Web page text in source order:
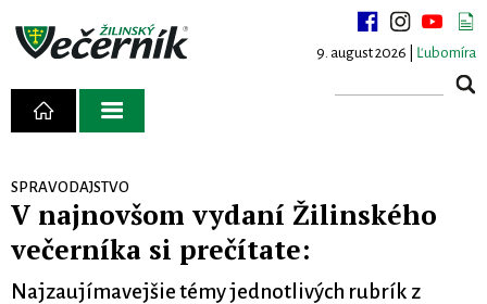
9. august 2026 | Ľubomíra
SPRAVODAJSTVO
V najnovšom vydaní Žilinského
večerníka si prečítate:
Najzaujímavejšie témy jednotlivých rubrík z